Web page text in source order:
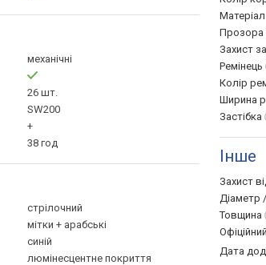
механічні
26 шт.
SW200
+
38 год
стрілочний
мітки + арабські
синій
люмінесцентне покриття
Матеріал
Прозора
Захист
Ремінець
Колір
Ширина
Застібка
Інше
Захист
Діаметр /
Товщина
Дата